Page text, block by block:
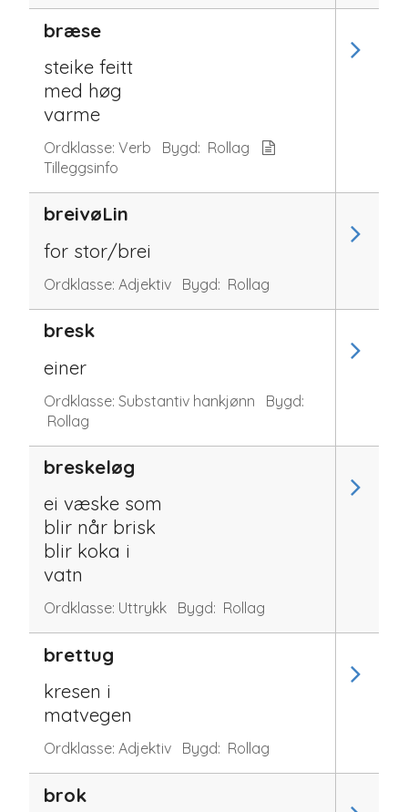
bræse
steike feitt
med høg
varme
Ordklasse: Verb Bygd: Rollag
Tilleggsinfo
breivøLin
for stor/brei
Ordklasse: Adjektiv Bygd: Rollag
bresk
einer
Ordklasse: Substantiv hankjønn
Bygd:
Rollag
breskeløg
ei væske som
blir når brisk
blir koka i
vatn
Ordklasse: Uttrykk Bygd: Rollag
brettug
kresen i
matvegen
Ordklasse: Adjektiv Bygd: Rollag
brok